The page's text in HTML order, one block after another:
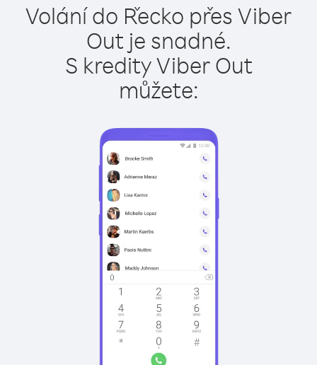
Volání do Řecko přes Viber
Out je snadné.
S kredity Viber Out
můžete: